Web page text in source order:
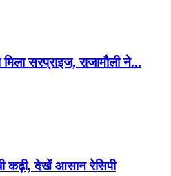
सरप्राइज, राजामौली ने...
कढ़ी, देखें आसान रेसिपी